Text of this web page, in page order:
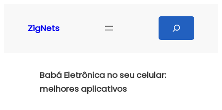
ZigNets
Babá Eletrônica no seu celular:
melhores aplicativos